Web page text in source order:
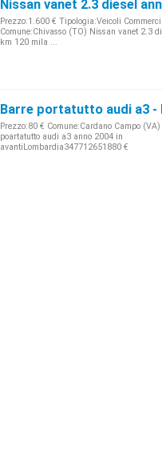
Nissan vanet 2.3 diesel
Prezzo:1.600 € Tipologia:Veicoli
Comune:Chivasso (TO) Nissan vanet 2.3
km 120 mila ...
Barre portatutto audi a3 -
Prezzo:80 € Comune:Cardano Campo
poartatutto audi a3 anno 2004 in
avantiLombardia347712651880 €